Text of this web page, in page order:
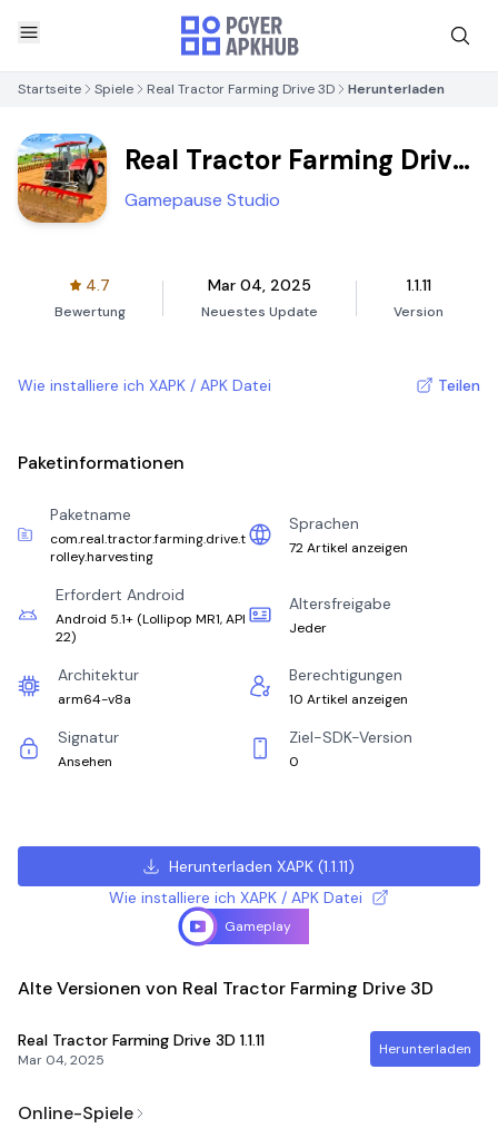
Startseite Spiele Real Tractor Farming Drive 3D Herunterladen
Real Tractor Farming Drive
3D
Gamepause Studio
4.7
Bewertung
Mar 04, 2025
Neuestes Update
1.1.11
Version
Wie installiere ich XAPK / APK Datei Teilen
Paketinformationen
Paketname
com.real.tractor.farming.drive.t
rolley.harvesting
Sprachen
72 Artikel anzeigen
Erfordert Android
Android 5.1+ (Lollipop MR1, API
22)
Altersfreigabe
Jeder
Architektur
arm64-v8a
Berechtigungen
10 Artikel anzeigen
Signatur
Ansehen
Ziel-SDK-Version
0
Herunterladen XAPK (1.1.11)
Wie installiere ich XAPK / APK Datei
Gameplay
Alte Versionen von Real Tractor Farming Drive 3D
Real Tractor Farming Drive 3D 1.1.11
Mar 04, 2025
Herunterladen
Online-Spiele